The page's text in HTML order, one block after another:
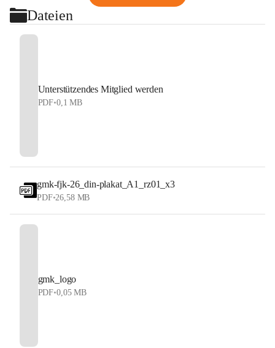
Dateien
Unterstützendes Mitglied werden
PDF•0,1 MB
gmk-fjk-26_din-plakat_A1_rz01_x3
PDF•26,58 MB
gmk_logo
PDF•0,05 MB